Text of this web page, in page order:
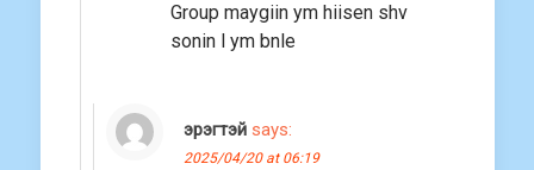
Group maygiin ym hiisen shv
sonin l ym bnle
эрэгтэй says:
2025/04/20 at 06:19